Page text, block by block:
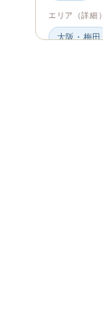
エリア（詳細）
大阪・梅田